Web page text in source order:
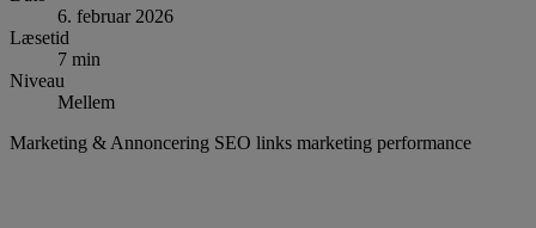
6. februar 2026
Læsetid
7 min
Niveau
Mellem
Marketing & Annoncering SEO links marketing performance